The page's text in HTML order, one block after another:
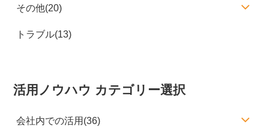
その他(20)
トラブル(13)
活用ノウハウ カテゴリー選択
会社内での活用(36)